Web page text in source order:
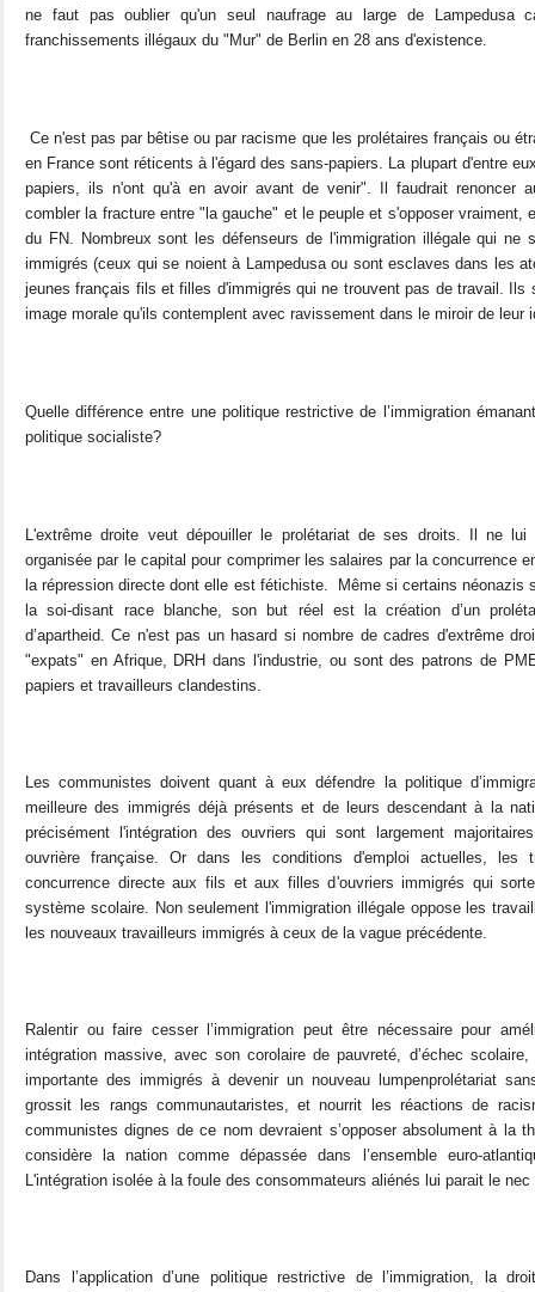
ne faut pas oublier qu'un seul naufrage au large de Lampedusa
franchissements illégaux du "Mur" de Berlin en 28 ans d'existence.
Ce n'est pas par bêtise ou par racisme que les prolétaires français ou
en France sont réticents à l'égard des sans-papiers. La plupart d'entre
papiers, ils n'ont qu'à en avoir avant de venir". Il faudrait renoncer
combler la fracture entre "la gauche" et le peuple et s'opposer vraiment,
du FN. Nombreux sont les défenseurs de l'immigration illégale qui ne
immigrés (ceux qui se noient à Lampedusa ou sont esclaves dans les
jeunes français fils et filles d'immigrés qui ne trouvent pas de travail. Ils
image morale qu'ils contemplent avec ravissement dans le miroir de leur
Quelle différence entre une politique restrictive de l’immigration
politique socialiste?
L'extrême droite veut dépouiller le prolétariat de ses droits. Il ne lui
organisée par le capital pour comprimer les salaires par la concurrence
la répression directe dont elle est fétichiste. Même si certains néonazis
la soi-disant race blanche, son but réel est la création d’un
d’apartheid. Ce n'est pas un hasard si nombre de cadres d'extrême
"expats" en Afrique, DRH dans l'industrie, ou sont des patrons de
papiers et travailleurs clandestins.
Les communistes doivent quant à eux défendre la politique
meilleure des immigrés déjà présents et de leurs descendant à la
précisément l'intégration des ouvriers qui sont largement
ouvrière française. Or dans les conditions d'emploi actuelles, les
concurrence directe aux fils et aux filles d'ouvriers immigrés qui
système scolaire. Non seulement l'immigration illégale oppose les
les nouveaux travailleurs immigrés à ceux de la vague précédente.
Ralentir ou faire cesser l’immigration peut être nécessaire pour
intégration massive, avec son corolaire de pauvreté, d’échec
importante des immigrés à devenir un nouveau lumpenprolétariat
grossit les rangs communautaristes, et nourrit les réactions de
communistes dignes de ce nom devraient s’opposer absolument à la
considère la nation comme dépassée dans l’ensemble euro-
L'intégration isolée à la foule des consommateurs aliénés lui parait le
Dans l’application d’une politique restrictive de l’immigration, la